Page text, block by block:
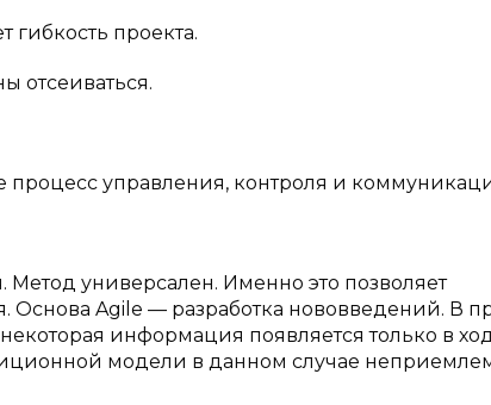
проекта.
отсеиваться.
процесс управления, контроля и
универсален. Именно это позволяет
Agile — разработка нововведений. В
информация появляется только в
модели в данном случае